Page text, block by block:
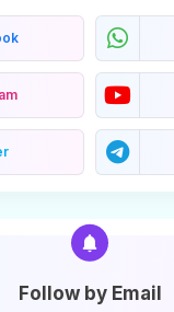
Follow by Email